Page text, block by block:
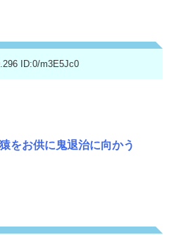
ID:0/m3E5Jc0
をお供に鬼退治に向かう